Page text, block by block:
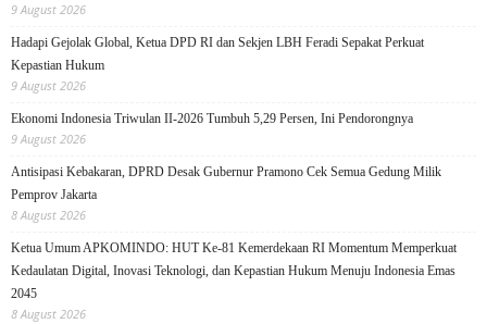
9 August 2026
Hadapi Gejolak Global, Ketua DPD RI dan Sekjen LBH Feradi Sepakat Perkuat
Kepastian Hukum
9 August 2026
Ekonomi Indonesia Triwulan II-2026 Tumbuh 5,29 Persen, Ini Pendorongnya
9 August 2026
Antisipasi Kebakaran, DPRD Desak Gubernur Pramono Cek Semua Gedung Milik
Pemprov Jakarta
8 August 2026
Ketua Umum APKOMINDO: HUT Ke-81 Kemerdekaan RI Momentum Memperkuat
Kedaulatan Digital, Inovasi Teknologi, dan Kepastian Hukum Menuju Indonesia Emas
2045
8 August 2026